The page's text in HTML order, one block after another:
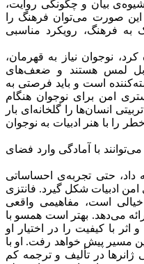
بیان و چگونگی روایت،
صورت می‌توان فرهنگ را
به فرهنگ، رویکرد مناسبی
نوجوان نیاز به قهرمان،
لمس هستند و ضعف‌های
است و باید فرصتی به
امن برای نوجوان هنگام
انسان‌ها را گلخانه‌ای بار
را با هنر ادبیات به نوجوان
با آمادگی وارد فضای
داد، حتی تجربه‌ی احساساتی
ادبیات شکل گیرد. فانتزی
است، مفاهیمی واقعی
می‌دهد. بهتر است همسو با
با کیفیت را در اختیار او
مسیر پیش خواهد رفت. او با
ژانرها در تألیف و ترجمه کم